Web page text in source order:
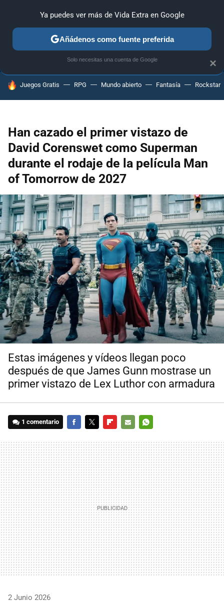
ANÁLISIS GUÍAS Y TRUCOS PC SONY NINTENDO
HOY SE HABLA DE
Juegos Gratis RPG Mundo abierto Fantasía Rockstar
Han cazado el primer vistazo de
David Corenswet como Superman
durante el rodaje de la película Man
of Tomorrow de 2027
Estas imágenes y vídeos llegan poco
después de que James Gunn mostrase un
primer vistazo de Lex Luthor con armadura
1 comentario
MAIL
2 Junio 2026
×
Ya puedes ver más de Vida Extra en Google
Añádenos como fuente preferida
Solo necesitas una cuenta de Google